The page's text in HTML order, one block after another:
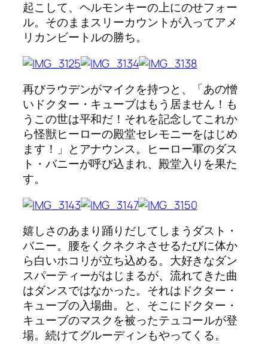
起こして、ヘルモンキーの上にのせフォー
ル。そのままスリーカウントが入ってアメ
リカンビートルの勝ち。
再びラウデンがマイクを持つと、「あの憎
いドクター・キューブはもう居ません！も
うこの世は平和だ！それを記念してこれか
ら怪獣ヒーローの殿堂セレモニーをはじめ
ます！」とアナウンス。ヒーロー軍のダス
ト・バニーが呼び込まれ、殿堂入りを果た
す。
嬉しさのあまり踊りだしてしまうダスト・
バニー。腰をくクネクネさせるたびに体か
ら白いホコリが立ち込める。大好きなダン
スパーティーがはじまるが、流れてきた曲
はダンスではなかった。それはドクター・
キューブの入場曲。と、そこにドクター・
キューブのマスクを被ったテュコールが登
場。続けてグルーディンもやってくる。